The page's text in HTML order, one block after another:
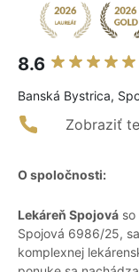
8.6
Banská Bystrica,
Zobraziť
O spoločnosti:
Lekáreň Spojová
Spojová 6986/25,
komplexnej